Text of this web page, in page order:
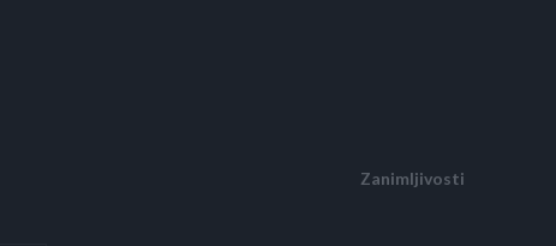
Zanimljivosti